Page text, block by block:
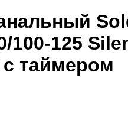
100-125
таймером